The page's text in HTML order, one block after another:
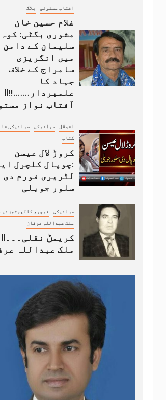
آفتاب مستوئی بلاگ
غلام حسین خان
مشوری بگٹی: کوہ
سلیمان کے دامن
میں انگریزی
سامراج کے خلاف
جہاد کا
علمبردار…….!!||
آفتاب نواز
اشولال سرائیکی سرائیکی
کتاب
کروڑ لال عیسن
:چوپال کلچرل
لٹریری فورم دی
سلور جوبلی
سرائیکی فیچر، کالم،تجزئیے
ملک عبداللہ عرفان
کریمݨ نقلی۔۔۔||
ملک عبداللہ